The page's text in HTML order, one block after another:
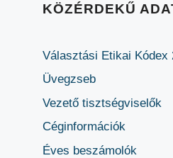
KÖZÉRDEKŰ
Választási Etikai Kódex
Üvegzseb
Vezető tisztségviselők
Céginformációk
Éves beszámolók